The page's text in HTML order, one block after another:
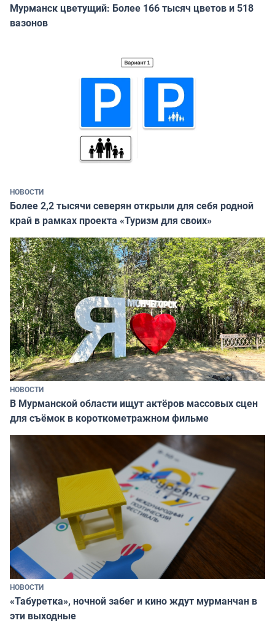
Мурманск цветущий: Более 166 тысяч цветов и 518
вазонов
НОВОСТИ
Более 2,2 тысячи северян открыли для себя родной
край в рамках проекта «Туризм для своих»
НОВОСТИ
В Мурманской области ищут актёров массовых сцен
для съёмок в короткометражном фильме
НОВОСТИ
«Табуретка», ночной забег и кино ждут мурманчан в
эти выходные